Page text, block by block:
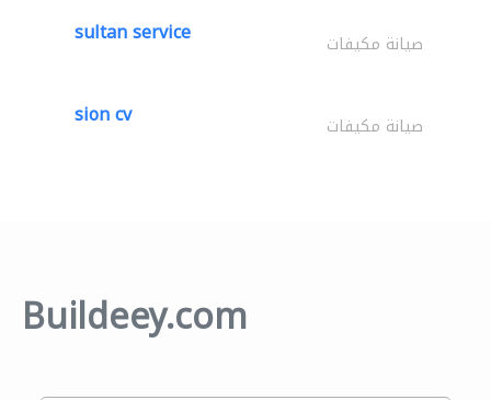
sultan service صيانة مكيفات
sion cv صيانة مكيفات
Buildeey.com